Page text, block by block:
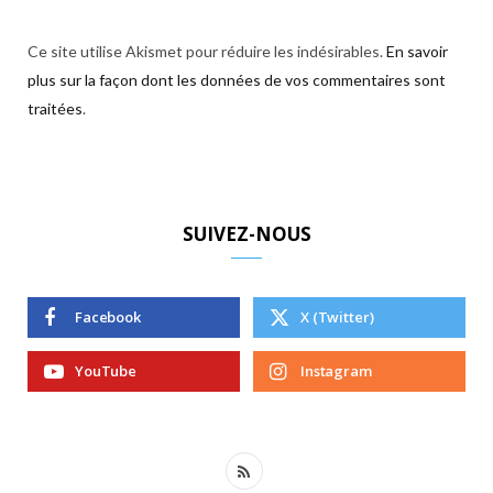
Ce site utilise Akismet pour réduire les indésirables.En savoir
plus sur la façon dont les données de vos commentaires sont
traitées.
SUIVEZ-NOUS
Facebook X (Twitter)
YouTube Instagram
R